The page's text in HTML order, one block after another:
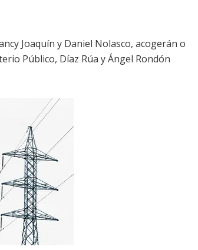
Joaquín y Daniel Nolasco, acogerán o
Público, Díaz Rúa y Ángel Rondón